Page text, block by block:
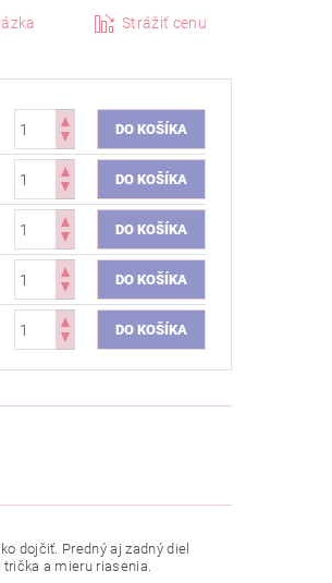
Strážiť cenu
dojčiť. Predný aj zadný diel
a mieru riasenia.